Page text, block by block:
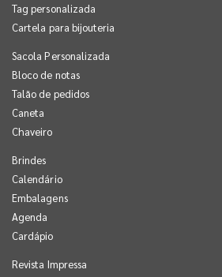
Tag personalizada
Cartela para bijouteria
Sacola Personalizada
Bloco de notas
Talão de pedidos
Caneta
Chaveiro
Brindes
Calendário
Embalagens
Agenda
Cardápio
Revista Impressa